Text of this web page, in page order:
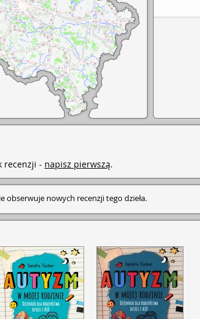
recenzji - napisz pierwszą.
obserwuje nowych recenzji tego dzieła.